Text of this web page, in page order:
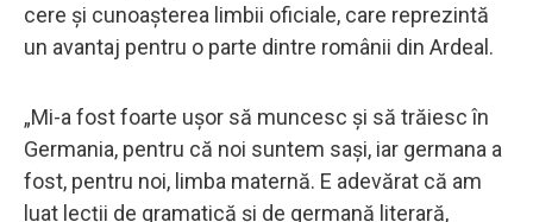
cere și cunoașterea limbii oficiale, care reprezintă
un avantaj pentru o parte dintre românii din Ardeal.
„Mi-a fost foarte ușor să muncesc și să trăiesc în
Germania, pentru că noi suntem sași, iar germana a
fost, pentru noi, limba maternă. E adevărat că am
luat lecții de gramatică și de germană literară,